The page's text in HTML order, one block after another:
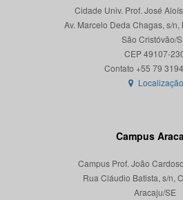
Cidade Univ. Prof. José
Av. Marcelo Deda Chagas, s/n,
São Cristóvão/
CEP 49107-
Localização
Campus
Campus Prof. João
Rua Cláudio Batista, s/n,
Aracaju/SE